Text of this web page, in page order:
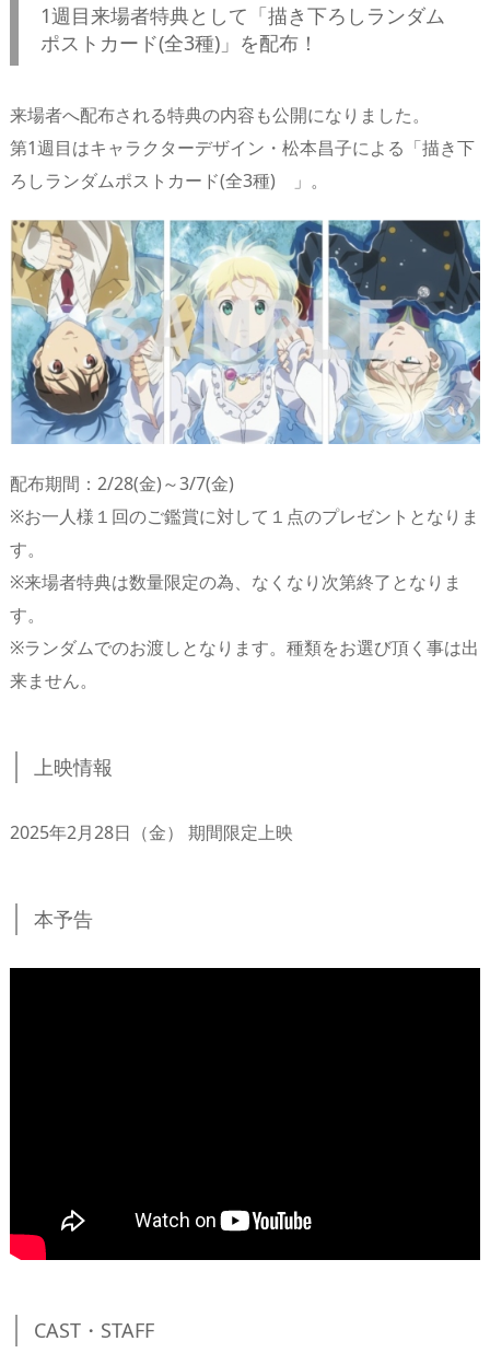
1週目来場者特典として「描き下ろしランダム
ポストカード(全3種)」を配布！
来場者へ配布される特典の内容も公開になりました。
第1週目はキャラクターデザイン・松本昌子による「描き下
ろしランダムポストカード(全3種) 」。
配布期間：2/28(金)～3/7(金)
※お一人様１回のご鑑賞に対して１点のプレゼントとなりま
す。
※来場者特典は数量限定の為、なくなり次第終了となりま
す。
※ランダムでのお渡しとなります。種類をお選び頂く事は出
来ません。
上映情報
2025年2月28日（金） 期間限定上映
本予告
CAST・STAFF